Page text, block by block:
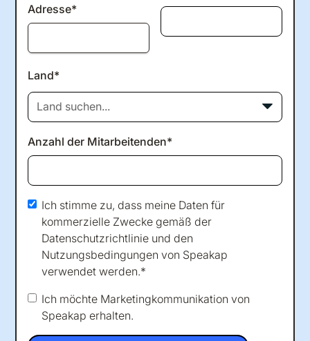
Adresse*
Land*
Land suchen...
Anzahl der Mitarbeitenden*
Ich stimme zu, dass meine Daten für
kommerzielle Zwecke gemäß der
Datenschutzrichtlinie und den
Nutzungsbedingungen von Speakap
verwendet werden.*
Ich möchte Marketingkommunikation von
Speakap erhalten.